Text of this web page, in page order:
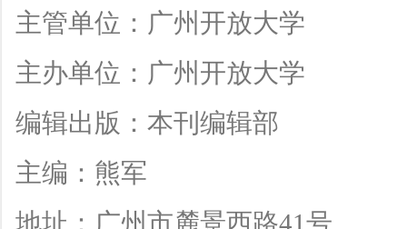
主管单位：广州开放大学
主办单位：广州开放大学
编辑出版：本刊编辑部
主编：熊军
地址：广州市麓景西路41号